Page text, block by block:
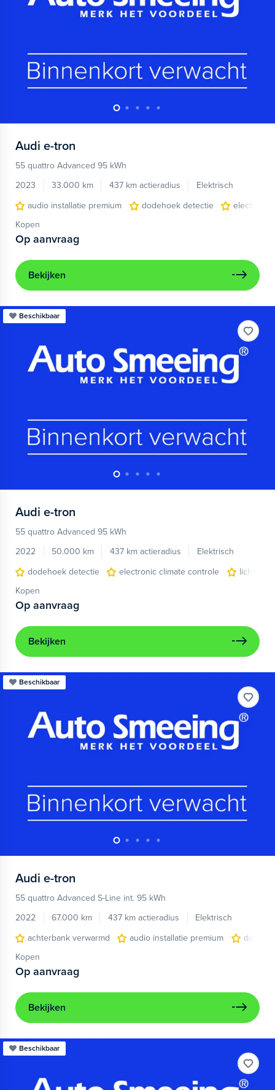
Audi e-tron
55 quattro Advanced 95 kWh
2023
33.000 km 437 km actieradius
Elektrisch
audio installatie premium
dodehoek detectie
electronic
Kopen
Op aanvraag
Bekijken
Beschikbaar
Audi e-tron
55 quattro Advanced 95 kWh
2022
50.000 km 437 km actieradius
Elektrisch
dodehoek detectie
electronic climate controle
Kopen
Op aanvraag
Bekijken
Beschikbaar
Audi e-tron
55 quattro Advanced S-Line int. 95 kWh
2022
67.000 km 437 km actieradius
Elektrisch
achterbank verwarmd
audio installatie premium
Kopen
Op aanvraag
Bekijken
Beschikbaar